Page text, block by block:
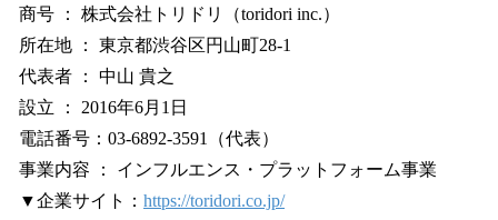
商号 ： 株式会社トリドリ（toridori inc.）
所在地 ： 東京都渋谷区円山町28-1
代表者 ： 中山 貴之
設立 ： 2016年6月1日
電話番号：03-6892-3591（代表）
事業内容 ： インフルエンス・プラットフォーム事業
▼企業サイト： https://toridori.co.jp/